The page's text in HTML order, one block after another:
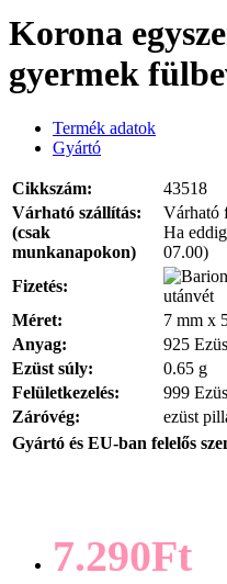
Korona
gyermek
Termék adatok
Gyártó
Cikkszám:
43518
Várható szállítás:
(csak
munkanapokon)
Várható
Ha
07.00)
Fizetés:
utánvét
Méret:
7 mm x
Anyag:
925
Ezüst súly:
0.65 g
Felületkezelés:
999
Záróvég:
ezüst
Gyártó és EU-ban felelős
7.290Ft